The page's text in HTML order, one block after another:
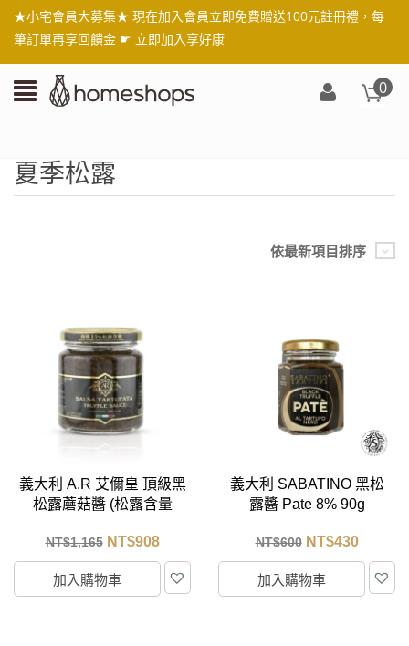
★小宅會員大募集★ 現在加入會員立即免費贈送100元註冊禮，每
筆訂單再享回饋金 ☛ 立即加入享好康
0
夏季松露
依最新項目排序
義大利 A.R 艾儞皇 頂級黑
松露蘑菇醬 (松露含量
NT$1,165 NT$908
加入購物車
義大利 SABATINO 黑松
露醬 Pate 8% 90g
NT$600 NT$430
加入購物車